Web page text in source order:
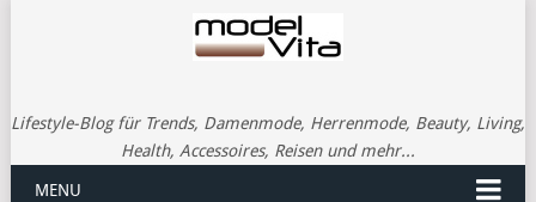
Lifestyle-Blog für Trends, Damenmode, Herrenmode, Beauty, Living,
Health, Accessoires, Reisen und mehr...
MENU